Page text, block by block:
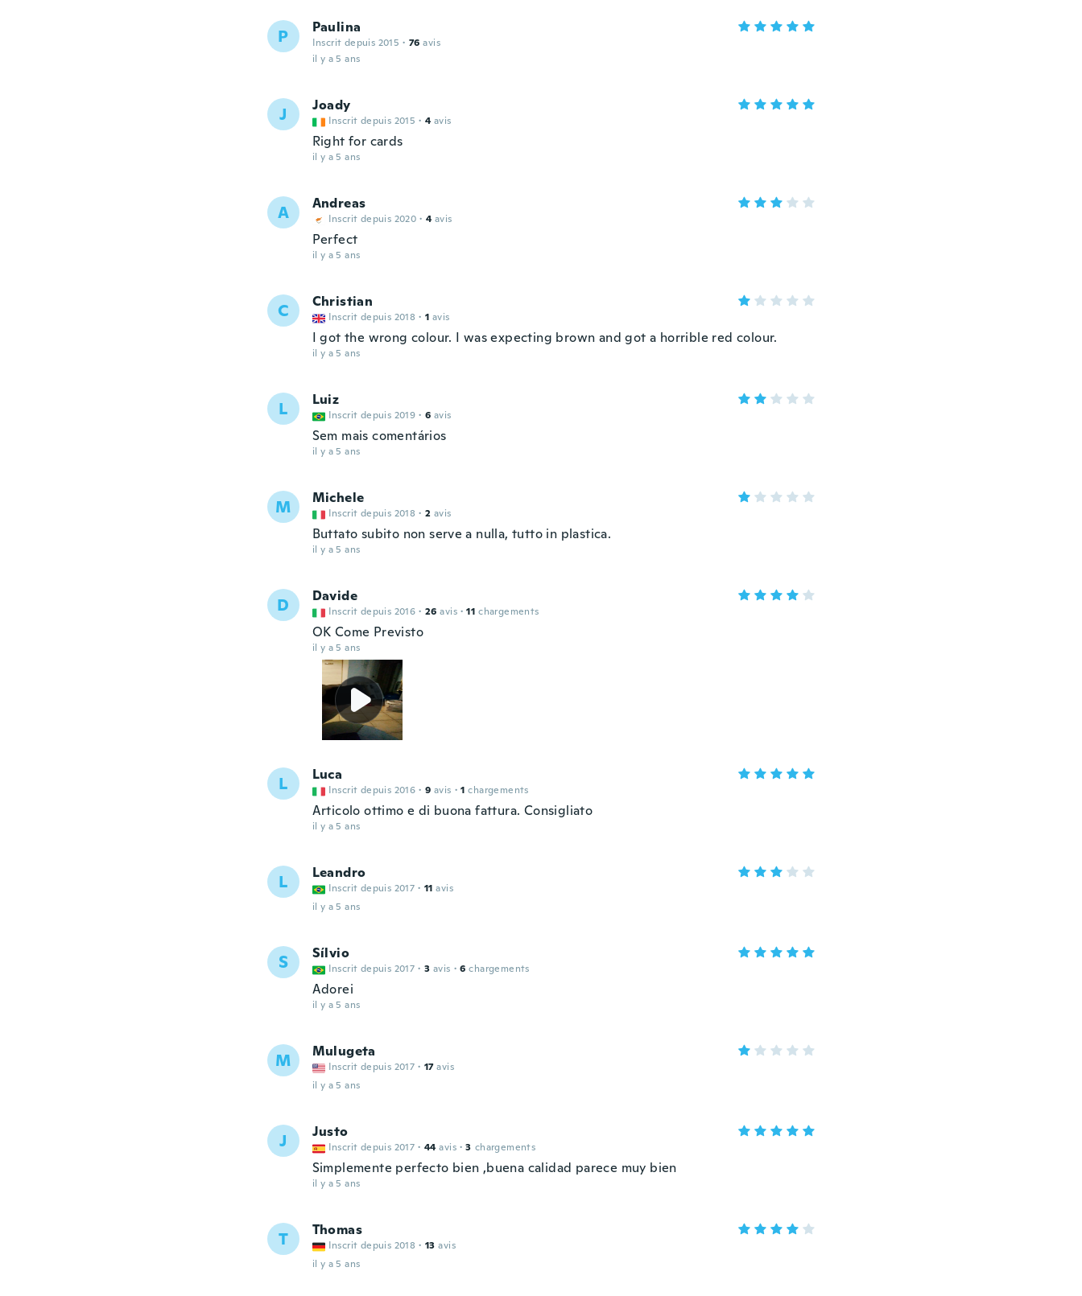
P Paulina
Inscrit depuis 2015 · 76 avis
il y a 5 ans
J Joady
Inscrit depuis 2015 · 4 avis
Right for cards
il y a 5 ans
A Andreas
Inscrit depuis 2020 · 4 avis
Perfect
il y a 5 ans
C Christian
Inscrit depuis 2018 · 1 avis
I got the wrong colour. I was expecting brown and got a horrible red colour.
il y a 5 ans
L Luiz
Inscrit depuis 2019 · 6 avis
Sem mais comentários
il y a 5 ans
M Michele
Inscrit depuis 2018 · 2 avis
Buttato subito non serve a nulla, tutto in plastica.
il y a 5 ans
D Davide
Inscrit depuis 2016 · 26 avis · 11 chargements
OK Come Previsto
il y a 5 ans
L Luca
Inscrit depuis 2016 · 9 avis · 1 chargements
Articolo ottimo e di buona fattura. Consigliato
il y a 5 ans
L Leandro
Inscrit depuis 2017 · 11 avis
il y a 5 ans
S Sílvio
Inscrit depuis 2017 · 3 avis · 6 chargements
Adorei
il y a 5 ans
M Mulugeta
Inscrit depuis 2017 · 17 avis
il y a 5 ans
J Justo
Inscrit depuis 2017 · 44 avis · 3 chargements
Simplemente perfecto bien ,buena calidad parece muy bien
il y a 5 ans
T Thomas
Inscrit depuis 2018 · 13 avis
il y a 5 ans